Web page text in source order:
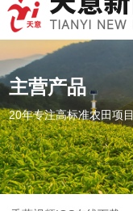
主营产品
20年专注高标准农田项目